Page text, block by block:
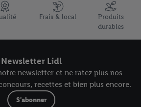
avec les USPs de Lidl Luxembourg
Frais & local
Produits
durables
Newsletter Lidl
newsletter et ne ratez plus nos
recettes et bien plus encore.
S'abonner